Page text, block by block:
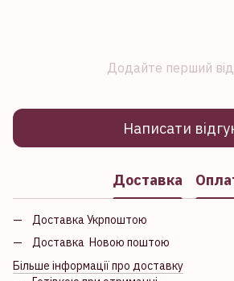
Додайте перший
Написати
Доставка
Доставка Укрпоштою
Доставка Новою поштою
Більше інформації про доставку